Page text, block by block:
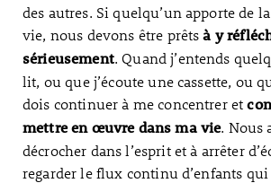
des autres. Si quelqu’un apporte de
vie, nous devons être prêtsà y
sérieusement. Quand j’entends
lit, ou que j’écoute une cassette, ou
dois continuer à me concentrer et
mettre en œuvre dans ma vie. Nous
décrocher dans l’esprit et à arrêter
regarder le flux continu d’enfants